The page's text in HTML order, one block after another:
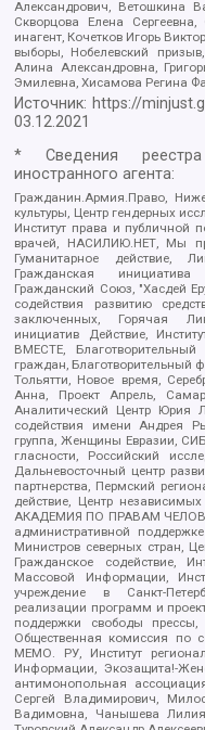
Александрович, Ветошкина
Скворцова Елена
инагент, Кочетков Игорь
выборы, Нобелевский
Алина Александровна,
Эмилевна, Хисамова Регина
Источник: https://
03.12.2021
* Сведения
иностранного агента:
Гражданин.Армия.Право,
культуры, Центр гендерных
Институт права и публичной
врачей, НАСИЛИЮ.НЕТ, Мы
Гуманитарное действие,
Гражданская инициатива
Гражданский Союз, "Хасдей
содействия развитию
заключенных, Горячая
инициатив Действие,
ВМЕСТЕ,
граждан,
Тольятти, Новое время,
Анна, Проект Апрель,
Аналитический Центр Юрия
содействия имени Андрея
группа, Женщины Евразии,
гласности, Российский
Дальневосточный центр
партнерства, Пермский
действие, Центр
АКАДЕМИЯ ПО ПРАВАМ
административной
Министров северных стран,
Гражданское содействие,
Массовой Информации,
учреждение в Санкт-
реализации программ и
поддержки свободы
Общественная комиссия по
МЕМО. РУ, Институт
Информации, Экозащита!-
антимонопольная
Сергей Владимирович,
Вадимовна, Чанышева